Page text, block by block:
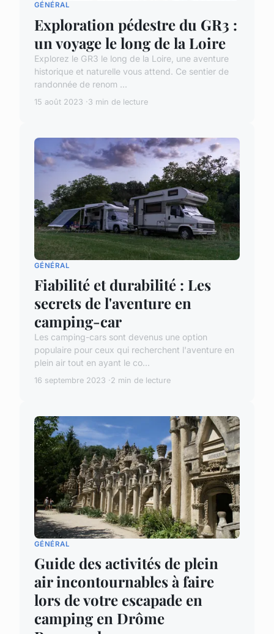
GÉNÉRAL
Exploration pédestre du GR3 :
un voyage le long de la Loire
Explorez le GR3 le long de la Loire, une aventure
historique et naturelle vous attend. Ce sentier de
randonnée de renom ...
15 août 2023 3 min de lecture
GÉNÉRAL
Fiabilité et durabilité : Les
secrets de l'aventure en
camping-car
Les camping-cars sont devenus une option
populaire pour ceux qui recherchent l'aventure en
plein air tout en ayant le co...
16 septembre 2023 2 min de lecture
GÉNÉRAL
Guide des activités de plein
air incontournables à faire
lors de votre escapade en
camping en Drôme